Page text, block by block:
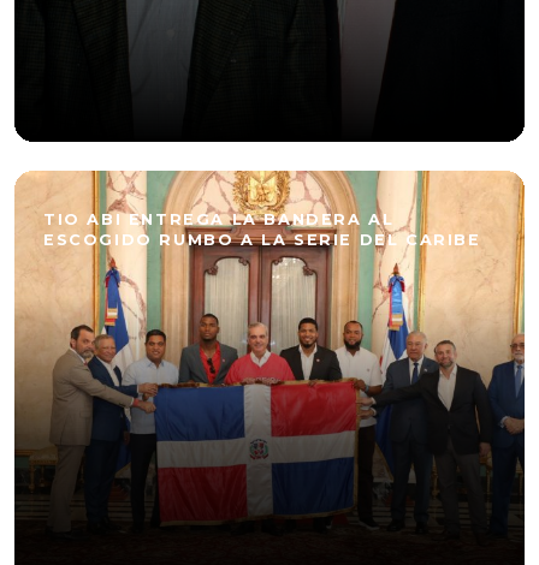
TIO ABI ENTREGA LA BANDERA AL
ESCOGIDO RUMBO A LA SERIE DEL CARIBE